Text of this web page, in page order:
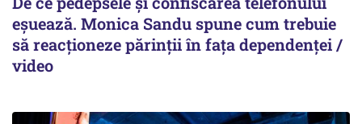
eșuează. Monica Sandu spune cum trebuie
să reacționeze părinții în fața dependenței /
video